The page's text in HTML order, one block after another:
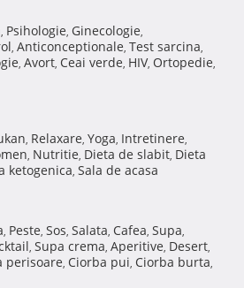
, Psihologie, Ginecologie,
, Anticonceptionale, Test sarcina,
, Avort, Ceai verde, HIV, Ortopedie,
, Relaxare, Yoga, Intretinere,
, Nutritie, Dieta de slabit, Dieta
ketogenica, Sala de acasa
, Peste, Sos, Salata, Cafea, Supa,
, Supa crema, Aperitive, Desert,
perisoare, Ciorba pui, Ciorba burta,